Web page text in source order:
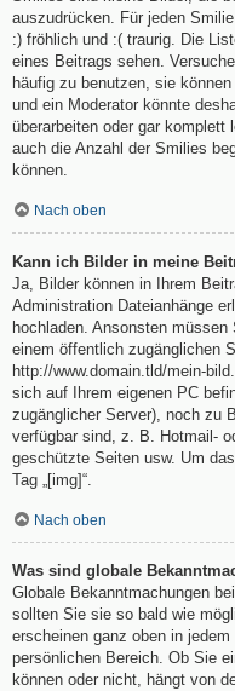
auszudrücken. Für jeden
:) fröhlich und :( traurig. Die
eines Beitrags sehen.
häufig zu benutzen, sie
und ein Moderator könnte
überarbeiten oder gar komplett
auch die Anzahl der Smilies
können.
Nach oben
Kann ich Bilder in meine
Ja, Bilder können in Ihrem
Administration Dateianhänge
hochladen. Ansonsten
einem öffentlich zugänglichen
http://www.domain.tld/mein-
sich auf Ihrem eigenen PC
zugänglicher Server), noch zu
verfügbar sind, z. B. Hotmail-
geschützte Seiten usw. Um
Tag „[img]“.
Nach oben
Was sind globale
Globale Bekanntmachungen
sollten Sie sie so bald wie
erscheinen ganz oben in
persönlichen Bereich. Ob Sie
können oder nicht, hängt von